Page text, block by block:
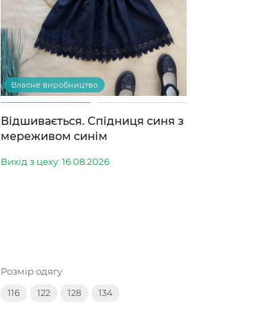
Власне виробництво
Відшивається. Спідниця синя з
мереживом синім
Вихід з цеху: 16.08.2026
Розмір одягу
116 122 128 134